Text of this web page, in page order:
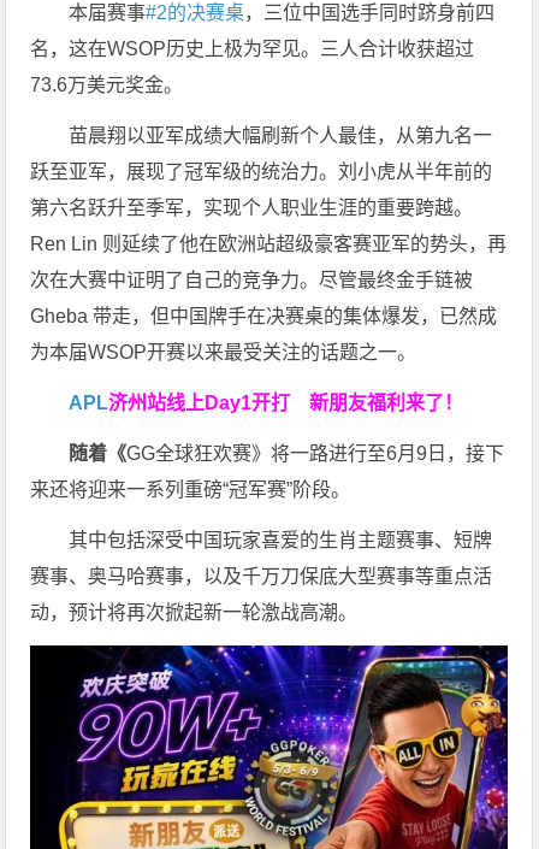
本届赛事#2的决赛桌，三位中国选手同时跻身前四
名，这在WSOP历史上极为罕见。三人合计收获超过
73.6万美元奖金。
苗晨翔以亚军成绩大幅刷新个人最佳，从第九名一
跃至亚军，展现了冠军级的统治力。刘小虎从半年前的
第六名跃升至季军，实现个人职业生涯的重要跨越。
Ren Lin 则延续了他在欧洲站超级豪客赛亚军的势头，再
次在大赛中证明了自己的竞争力。尽管最终金手链被
Gheba 带走，但中国牌手在决赛桌的集体爆发，已然成
为本届WSOP开赛以来最受关注的话题之一。
APL济州站线上Day1开打新朋友福利来了！
随着《GG全球狂欢赛》将一路进行至6月9日，接下
来还将迎来一系列重磅“冠军赛”阶段。
其中包括深受中国玩家喜爱的生肖主题赛事、短牌
赛事、奥马哈赛事，以及千万刀保底大型赛事等重点活
动，预计将再次掀起新一轮激战高潮。